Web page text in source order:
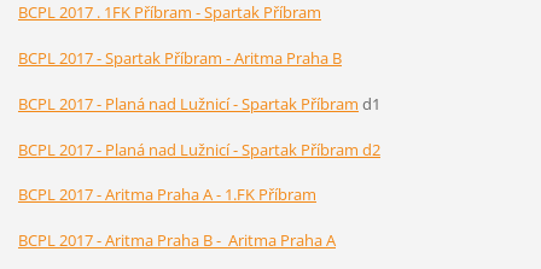
BCPL 2017 . 1FK Příbram - Spartak Příbram
BCPL 2017 - Spartak Příbram - Aritma Praha B
BCPL 2017 - Planá nad Lužnicí - Spartak Příbram d1
BCPL 2017 - Planá nad Lužnicí - Spartak Příbram d2
BCPL 2017 - Aritma Praha A - 1.FK Příbram
BCPL 2017 - Aritma Praha B - Aritma Praha A